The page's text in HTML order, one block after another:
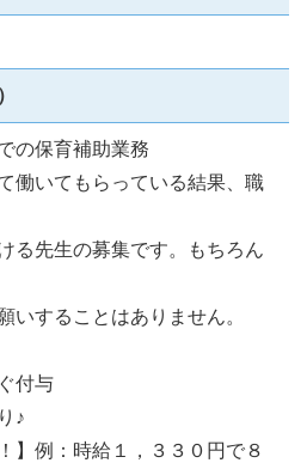
の保育補助業務
働いてもらっている結果、職
る先生の募集です。もちろん
いすることはありません。
付与
♪
】例：時給１，３３０円で８